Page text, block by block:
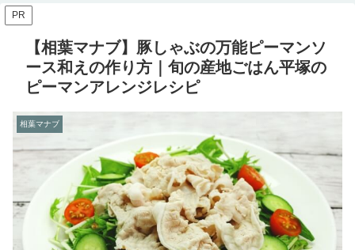
PR
【相葉マナブ】豚しゃぶの万能ピーマンソ
ース和えの作り方｜旬の産地ごはん平塚の
ピーマンアレンジレシピ
相葉マナブ